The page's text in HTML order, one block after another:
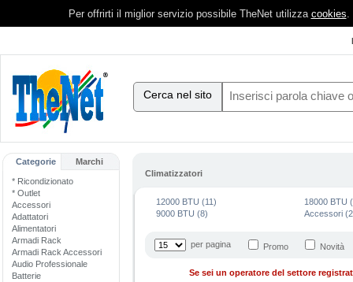
Per offrirti il miglior servizio possibile TheNet utilizza cookies.
Cerca nel sito
Categorie Marchi
* Ricondizionato
* Outlet
Accessori
Adattatori
Alimentatori
Armadi Rack
Armadi Rack Accessori
Audio Professionale
Batterie
Climatizzatori
12000 BTU (11)
18000 BTU
9000 BTU (8)
Accessori
per pagina Promo Novità
Se sei un operatore del settore